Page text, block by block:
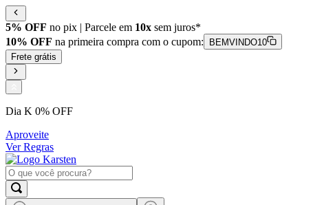
5% OFF no pix | Parcele em 10x sem juros*
10% OFF na primeira compra com o cupom:
BEMVINDO10
Frete grátis
Dia K 0% OFF
Aproveite
Ver Regras